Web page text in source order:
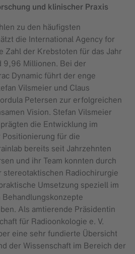
und klinischer Praxis
zu den häufigsten
die International Agency for
Zahl der Krebstoten für das Jahr
Millionen. Bei der
Dynamic führt der enge
Vilsmeier und Claus
Petersen zur erfolgreichen
Vision. Stefan Vilsmeier
die Entwicklung im
für die
bereits seit Jahrzehnten
und ihr Team konnten durch
Radiochirurgie
Umsetzung speziell im
Als amtierende Präsidentin
für Radioonkologie e. V.
eine sehr fundierte Übersicht
der Wissenschaft im Bereich der